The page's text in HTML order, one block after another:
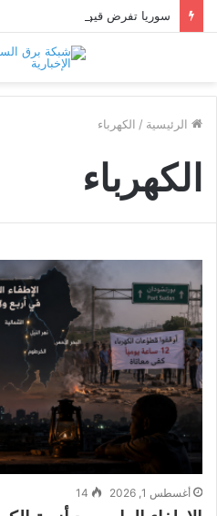
الرئيسية / الكهرباء
الكهرباء
أغسطس 1, 2026 14